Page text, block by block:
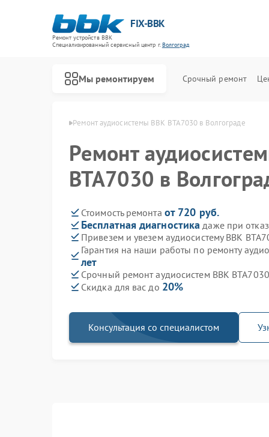
FIX-BBK
Ремонт устройств BBK
Специализированный cервисный центр г.Волгоград
Мы ремонтируем Срочный ремонт
BBK в Волгограде Ремонт аудиосистемы BBK BTA7030 в Волгограде
Ремонт
BTA7030 в
Стоимость ремонта от 720 руб.
Бесплатная диагностика даже при
Привезем и увезем аудиосистему BBK
Гарантия на наши работы по ремонту
лет
Срочный ремонт аудиосистем BBK
Скидка для вас до 20%
Консультация со специалистом